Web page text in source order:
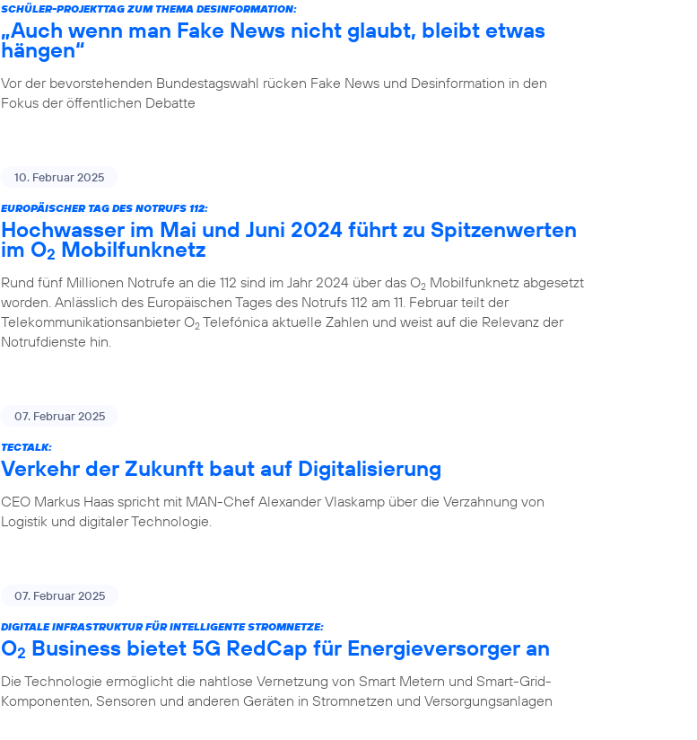
SCHÜLER-PROJEKTTAG ZUM THEMA DESINFORMATION:
„Auch wenn man Fake News nicht glaubt, bleibt etwas
hängen“
Vor der bevorstehenden Bundestagswahl rücken Fake News und Desinformation in den
Fokus der öffentlichen Debatte
10. Februar 2025
EUROPÄISCHER TAG DES NOTRUFS 112:
Hochwasser im Mai und Juni 2024 führt zu Spitzenwerten
im O2 Mobilfunknetz
Rund fünf Millionen Notrufe an die 112 sind im Jahr 2024 über das O2 Mobilfunknetz abgesetzt
worden. Anlässlich des Europäischen Tages des Notrufs 112 am 11. Februar teilt der
Telekommunikationsanbieter O2 Telefónica aktuelle Zahlen und weist auf die Relevanz der
Notrufdienste hin.
07. Februar 2025
TECTALK:
Verkehr der Zukunft baut auf Digitalisierung
CEO Markus Haas spricht mit MAN-Chef Alexander Vlaskamp über die Verzahnung von
Logistik und digitaler Technologie.
07. Februar 2025
DIGITALE INFRASTRUKTUR FÜR INTELLIGENTE STROMNETZE:
O2 Business bietet 5G RedCap für Energieversorger an
Die Technologie ermöglicht die nahtlose Vernetzung von Smart Metern und Smart-Grid-
Komponenten, Sensoren und anderen Geräten in Stromnetzen und Versorgungsanlagen